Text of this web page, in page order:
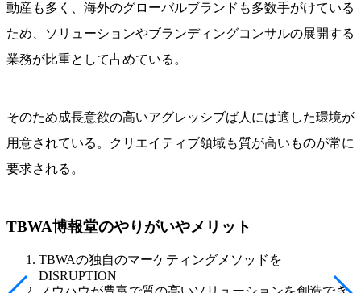
動産も多く、海外のグローバルブランドも多数手がけている
ため、ソリューションやブランディングコンサルの展開する
業務が比重として占めている。
そのため成長意欲の高いアグレッシブば人には適した環境が
用意されている。クリエイティブ領域も質が高いものが常に
要求される。
TBWA博報堂のやりがいやメリット
TBWAの独自のマーケティングメソッドを
DISRUPTION